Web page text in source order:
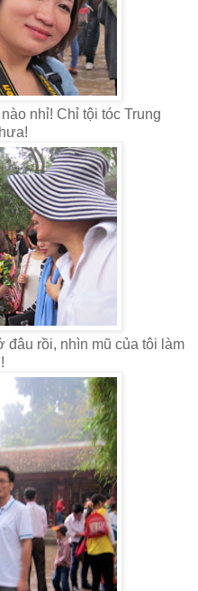
nhỉ! Chỉ tội tóc Trung
đâu rồi, nhìn mũ của tôi làm